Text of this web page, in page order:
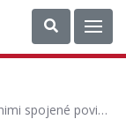
povinnosti v rámci BOZP